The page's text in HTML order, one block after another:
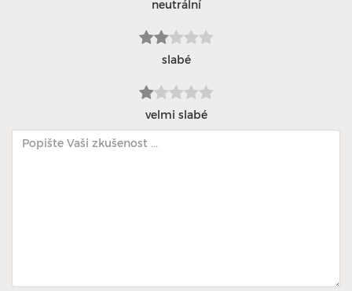
neutrální
slabé
velmi slabé